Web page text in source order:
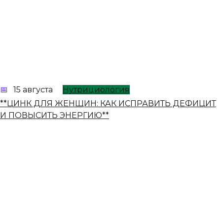
15 августа
Нутрициология
**ЦИНК ДЛЯ ЖЕНЩИН: КАК ИСПРАВИТЬ ДЕФИЦИТ
И ПОВЫСИТЬ ЭНЕРГИЮ**